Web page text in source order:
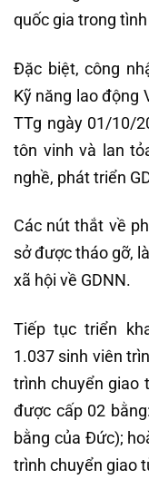
quốc gia trong
Đặc biệt, công
Kỹ năng lao động
TTg ngày 01/10/
tôn vinh và lan
nghề, phát triển
Các nút thắt về
sở được tháo gỡ,
xã hội về GDNN.
Tiếp tục triển
1.037 sinh viên
trình chuyển giao
được cấp 02
bằng của Đức);
trình chuyển giao